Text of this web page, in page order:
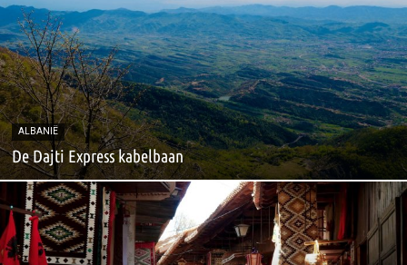
ALBANIË
De Dajti Express kabelbaan